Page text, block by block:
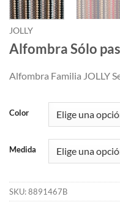
JOLLY
Alfombra Sólo
Alfombra Familia JOLLY
Color
Medida
SKU:8891467B